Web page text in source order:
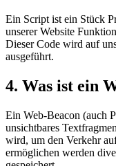
Ein Script ist ein Stück
unserer Website
Dieser Code wird auf
ausgeführt.
4. Was ist ein
Ein Web-Beacon (auch
unsichtbares
wird, um den Verkehr
ermöglichen werden